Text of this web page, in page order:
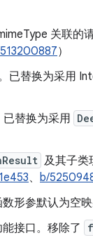
关联的
）
已替换为采用
已替换为采用
及其子类
、 b/
形参默认为空
接口。移除了